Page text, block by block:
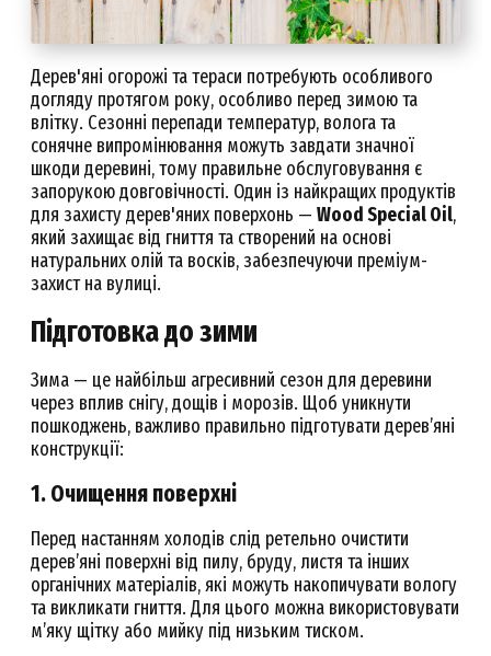
Дерев'яні огорожі та тераси потребують особливого
догляду протягом року, особливо перед зимою та
влітку. Сезонні перепади температур, волога та
сонячне випромінювання можуть завдати значної
шкоди деревині, тому правильне обслуговування є
запорукою довговічності. Один із найкращих продуктів
для захисту дерев'яних поверхонь — Wood Special Oil,
який захищає від гниття та створений на основі
натуральних олій та восків, забезпечуючи преміум-
захист на вулиці.
Підготовка до зими
Зима — це найбільш агресивний сезон для деревини
через вплив снігу, дощів і морозів. Щоб уникнути
пошкоджень, важливо правильно підготувати дерев’яні
конструкції:
1. Очищення поверхні
Перед настанням холодів слід ретельно очистити
дерев’яні поверхні від пилу, бруду, листя та інших
органічних матеріалів, які можуть накопичувати вологу
та викликати гниття. Для цього можна використовувати
м’яку щітку або мийку під низьким тиском.